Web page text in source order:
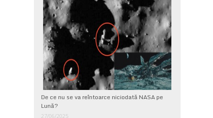
De ce nu se va reîntoarce niciodată NASA pe
Lună?
27/06/2025